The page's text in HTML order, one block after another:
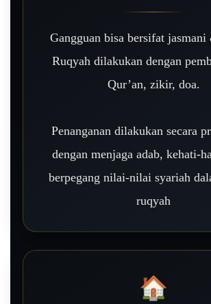
Gangguan bisa bersifat
Ruqyah dilakukan dengan
Qur’an, zikir, doa.
Penanganan dilakukan secara
dengan menjaga adab, kehati-
berpegang nilai-nilai syariah
ruqyah
🏠